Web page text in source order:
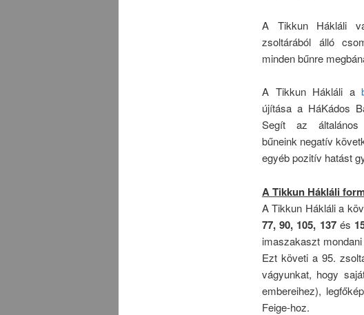
A Tikkun Hákláli
zsoltárából álló
minden bűnre
A Tikkun Hákláli a
újítása a HáKádos
Segít az általános
bűneink negatív
egyéb pozitív hatást
A Tikkun Hákláli
A Tikkun Hákláli a
77, 90, 105, 137és
imaszakaszt
Ezt követi a 95.
vágyunkat, hogy
embereihez),
Feige-hoz.